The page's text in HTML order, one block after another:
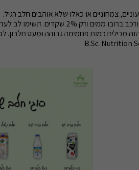
צמחוניים או כאלו שלא אוהבים חלב רגיל.
לב לערכים התזונתיים שלא תורמים לנו הרבה.
מכילים כמות פחמימה גבוהה ומעט